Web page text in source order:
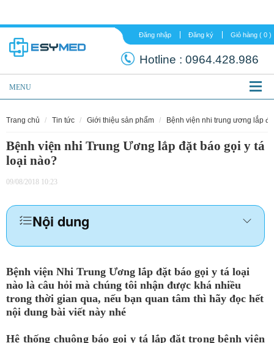
Đăng nhập Đăng ký
Hotline :
MENU
trang chủ tin tức giới thiệu sản phẩm bệnh viện nhi trung ương lắp
Bệnh viện nhi Trung Ương lắp đặt báo gọi y tá
loại nào?
09/08/2018 10:23
Nội dung
Bệnh viện Nhi Trung Ương lắp đặt báo gọi y tá loại
nào là câu hỏi mà chúng tôi nhận được khá nhiều
trong thời gian qua, nếu bạn quan tâm thì hãy đọc hết
nội dung bài viết này nhé
Hệ thống chuông báo gọi y tá lắp đặt trong bệnh viện